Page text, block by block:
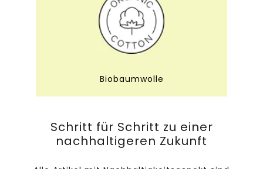
Biobaumwolle
Schritt für Schritt zu einer
nachhaltigeren Zukunft